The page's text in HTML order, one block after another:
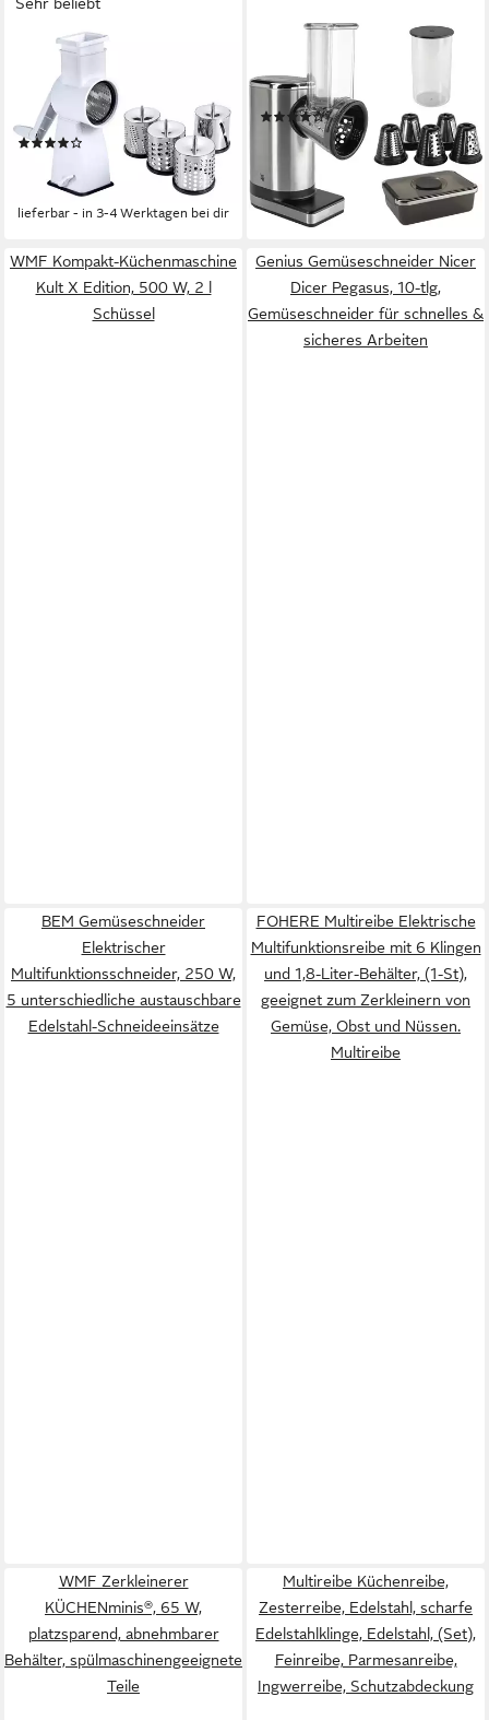
METALTEX
Edelstahl, Kunststoff, (6-St),
mit Saugfuß
45,99 €
-35%
lieferbar - in 3-4 Werktagen bei dir
Salat-to-go, 150 W
(136)
84,02 € UVP119,99 €
lieferbar - in 1-2 Werktagen bei dir
WMF Kompakt-Küchenmaschine
Kult X Edition, 500 W, 2 l
Schüssel
Genius Gemüseschneider Nicer
Dicer Pegasus, 10-tlg,
Gemüseschneider für schnelles &
sicheres Arbeiten
BEM Gemüseschneider
Elektrischer
Multifunktionsschneider, 250 W,
5 unterschiedliche austauschbare
Edelstahl-Schneideeinsätze
FOHERE Multireibe Elektrische
Multifunktionsreibe mit 6 Klingen
und 1,8-Liter-Behälter, (1-St),
geeignet zum Zerkleinern von
Gemüse, Obst und Nüssen.
Multireibe
WMF Zerkleinerer
KÜCHENminis®, 65 W,
platzsparend, abnehmbarer
Behälter, spülmaschinengeeignete
Teile
Multireibe Küchenreibe,
Zesterreibe, Edelstahl, scharfe
Edelstahlklinge, Edelstahl, (Set),
Feinreibe, Parmesanreibe,
Ingwerreibe, Schutzabdeckung